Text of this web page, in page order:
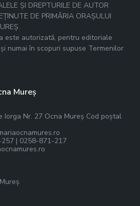
ȘI DREPTURILE DE AUTOR
DE PRIMĂRIA ORAȘULUI
este autorizată, pentru editoriale
numai în scopuri supuse Termenilor
Mureș
Iorga Nr. 27 Ocna Mureș Cod poștal
| 0258-871-217